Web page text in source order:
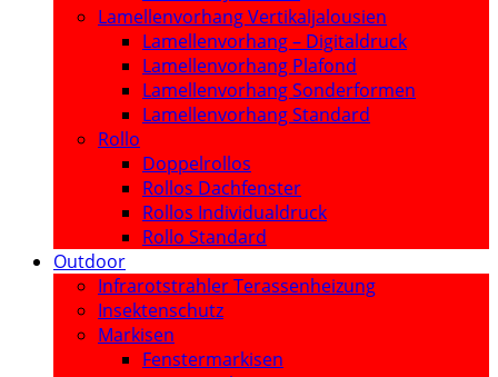
Lamellenvorhang Vertikaljalousien
Lamellenvorhang – Digitaldruck
Lamellenvorhang Plafond
Lamellenvorhang Sonderformen
Lamellenvorhang Standard
Rollo
Doppelrollos
Rollos Dachfenster
Rollos Individualdruck
Rollo Standard
Outdoor
Infrarotstrahler Terassenheizung
Insektenschutz
Markisen
Fenstermarkisen